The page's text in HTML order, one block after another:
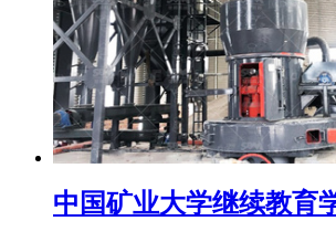
中国矿业大学继续教育